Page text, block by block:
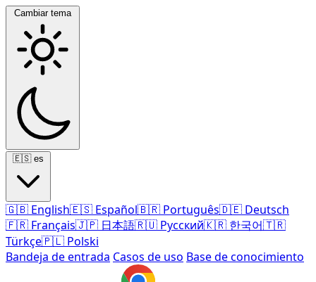
Cambiar tema
🇪🇸 es
🇬🇧 English🇪🇸 Español🇧🇷 Português🇩🇪 Deutsch
🇫🇷 Français🇯🇵 日本語🇷🇺 Русский🇰🇷 한국어🇹🇷
Türkçe🇵🇱 Polski
Bandeja de entrada Casos de uso Base de conocimiento